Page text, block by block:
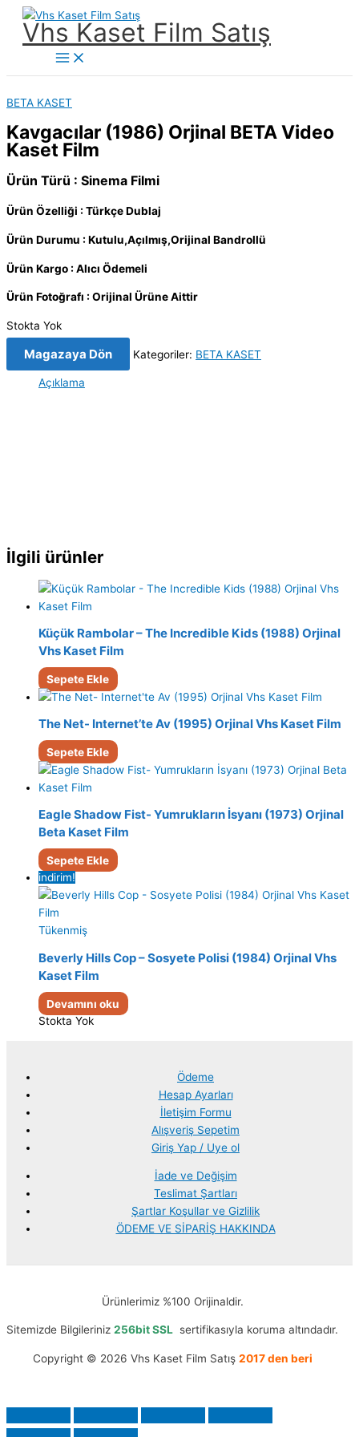
İçeriğe
Vhs Kaset Film Satış
Main
Menu
BETA KASET
Kavgacılar (1986) Orjinal BETA Video
Kaset Film
Ürün Türü : Sinema Filmi
Ürün Özelliği : Türkçe Dublaj
Ürün Durumu : Kutulu,Açılmış,Orijinal Bandrollü
Ürün Kargo : Alıcı Ödemeli
Ürün Fotoğrafı : Orijinal Ürüne Aittir
Stokta Yok
Magazaya Dön Kategoriler: BETA KASET
Açıklama
İlgili ürünler
Küçük Rambolar – The Incredible Kids (1988) Orjinal
Vhs Kaset Film
Sepete Ekle
The Net- Internet’te Av (1995) Orjinal Vhs Kaset Film
Sepete Ekle
Eagle Shadow Fist- Yumrukların İsyanı (1973) Orjinal
Beta Kaset Film
Sepete Ekle
indirim!
Tükenmiş
Beverly Hills Cop – Sosyete Polisi (1984) Orjinal Vhs
Kaset Film
Devamını oku
Stokta Yok
Ödeme
Hesap Ayarları
İletişim Formu
Alışveriş Sepetim
Giriş Yap / Uye ol
İade ve Değişim
Teslimat Şartları
Şartlar Koşullar ve Gizlilik
ÖDEME VE SİPARİŞ HAKKINDA
Ürünlerimiz %100 Orijinaldir.
Sitemizde Bilgileriniz 256bit SSL sertifikasıyla koruma altındadır.
Copyright © 2026 Vhs Kaset Film Satış 2017 den beri